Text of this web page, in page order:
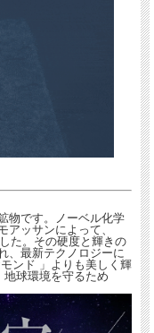
ノーベル化学賞を受賞したフ
年アメリカのアリゾナ州で
「 ダイヤモンド 」よりも美
球環境を守るために"エシカ
物です。ノーベル化学
ッサンによって、
た。その硬度と輝きの
、最新テクノロジーに
ンド 」よりも美しく輝
地球環境を守るため